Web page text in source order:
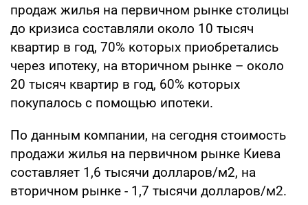
продаж жилья на первичном рынке столицы
до кризиса составляли около 10 тысяч
квартир в год, 70% которых приобретались
через ипотеку, на вторичном рынке – около
20 тысяч квартир в год, 60% которых
покупалось с помощью ипотеки.
По данным компании, на сегодня стоимость
продажи жилья на первичном рынке Киева
составляет 1,6 тысячи долларов/м2, на
вторичном рынке - 1,7 тысячи долларов/м2.